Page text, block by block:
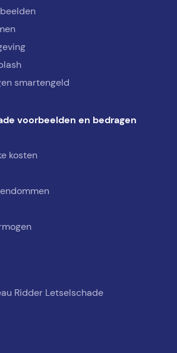
smartengeld
voorbeelden en bedragen
kosten
Ridder Letselschade